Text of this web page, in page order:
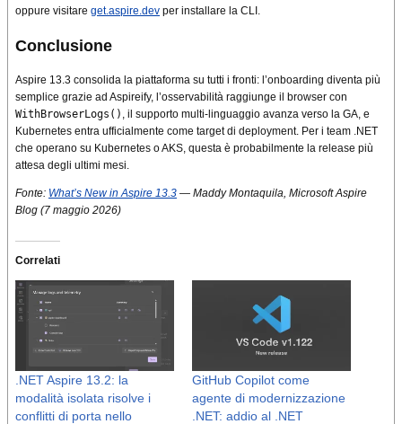
oppure visitare get.aspire.dev per installare la CLI.
Conclusione
Aspire 13.3 consolida la piattaforma su tutti i fronti: l’onboarding diventa più
semplice grazie ad Aspireify, l’osservabilità raggiunge il browser con
WithBrowserLogs() , il supporto multi-linguaggio avanza verso la GA, e
Kubernetes entra ufficialmente come target di deployment. Per i team .NET
che operano su Kubernetes o AKS, questa è probabilmente la release più
attesa degli ultimi mesi.
Fonte: What’s New in Aspire 13.3 — Maddy Montaquila, Microsoft Aspire
Blog (7 maggio 2026)
Correlati
.NET Aspire 13.2: la
modalità isolata risolve i
conflitti di porta nello
GitHub Copilot come
agente di modernizzazione
.NET: addio al .NET